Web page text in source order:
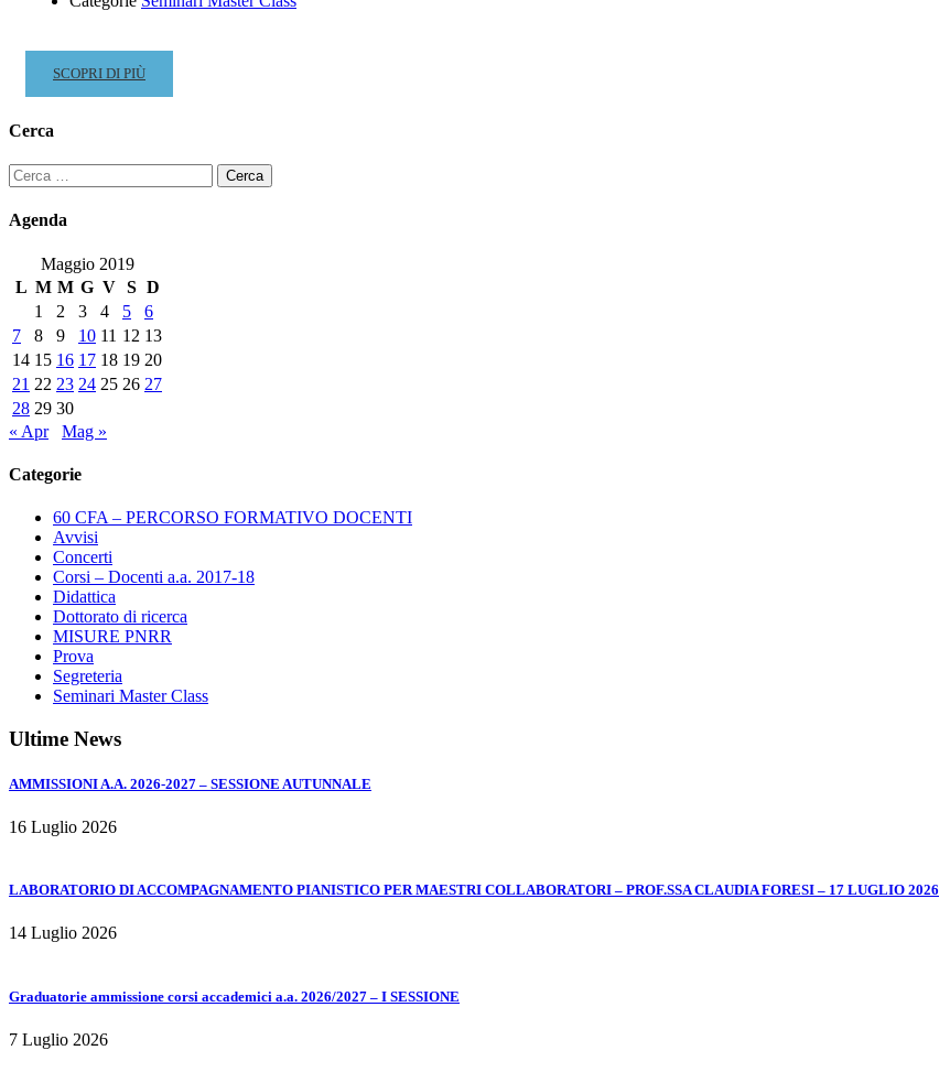
“CLASSICISTA”
GIOVEDÌ
9
MAGGIO
–
ORE
21.00
AUDITORIUM
READ
MORE
APERITIVO
DIDATTICO
–
MAGGIO
ORE
10
–
AUDITORIUM
SCOPRI DI PIÙ
Cerca
Ricerca
per:
Agenda
Maggio 2019
L M M G V S D
1
2 3 4 5
6
7
8 9 10 11 12 13
14 15 16 17 18 19 20
21 22 23 24 25 26 27
28 29 30
« Apr
Mag »
Categorie
60 CFA – PERCORSO FORMATIVO DOCENTI
Avvisi
Concerti
Corsi – Docenti a.a. 2017-18
Didattica
Dottorato di ricerca
MISURE PNRR
Prova
Segreteria
Seminari Master Class
Ultime News
AMMISSIONI A.A. 2026-2027 – SESSIONE AUTUNNALE
16 Luglio 2026
LABORATORIO DI ACCOMPAGNAMENTO PIANISTICO PER MAESTRI COLLABORATORI – PROF.SSA CLAUDIA FORESI – 17 LUGLIO 2026
14 Luglio 2026
Graduatorie ammissione corsi accademici a.a. 2026/2027 – I SESSIONE
7 Luglio 2026